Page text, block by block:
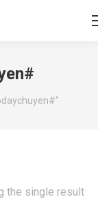
the single result